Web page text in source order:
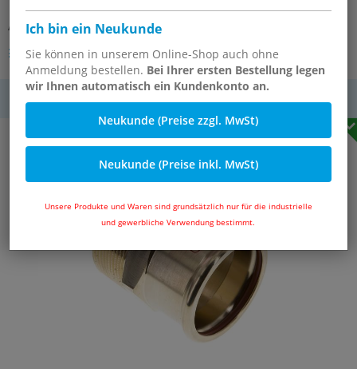
Ich bin ein Neukunde
Sie können in unserem Online-Shop auch ohne
Anmeldung bestellen. Bei Ihrer ersten Bestellung legen
wir Ihnen automatisch ein Kundenkonto an.
Neukunde (Preise zzgl. MwSt)
Neukunde (Preise inkl. MwSt)
Unsere Produkte und Waren sind grundsätzlich nur für die industrielle
und gewerbliche Verwendung bestimmt.
Artikelnummer: PGE 2054 CU
Andere Varianten des Artikels
MwSt.